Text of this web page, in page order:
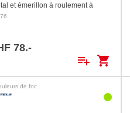
et émerillon à roulement à
en acier inox. Hauteur axe / axe:
78.-
playlist_add shopping_cart
de foc